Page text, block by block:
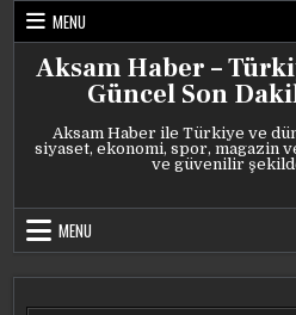
Skip
content
MENU
Aksam Haber –
Güncel Son
Aksam Haber ile Türkiye ve
siyaset, ekonomi, spor, magazin
ve güvenilir
MENU